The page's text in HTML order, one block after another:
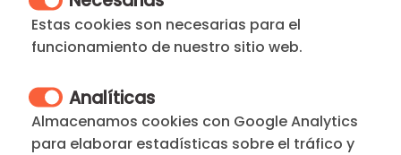
exclusividady una comunicación perfecta.
¿No es lo que buscas? Mira todosnuestros
toda nuestras tipologias de
en Madridinclusocorta estancia por semanas.
Estas cookies son necesarias para el
funcionamiento de nuestro sitio web.
Analíticas
Almacenamos cookies con Google Analytics
para elaborar estadísticas sobre el tráfico y